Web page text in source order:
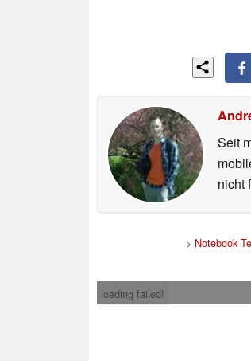
Seit
nicht
> Notebook
loading failed!